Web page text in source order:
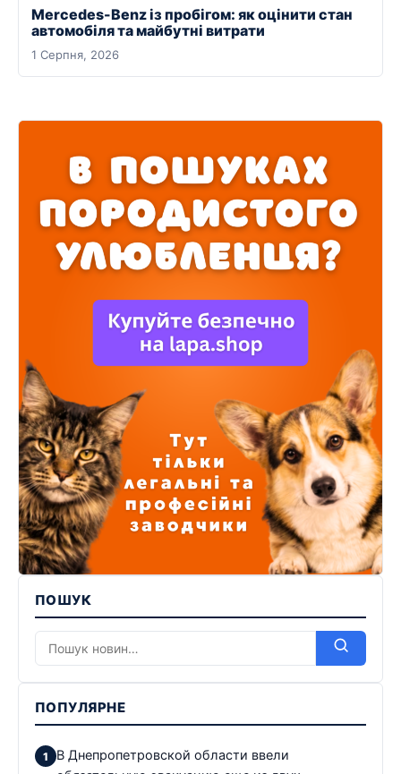
Mercedes-Benz із пробігом: як оцінити стан
автомобіля та майбутні витрати
1 Серпня, 2026
ПОШУК
ПОПУЛЯРНЕ
В Днепропетровской области ввели